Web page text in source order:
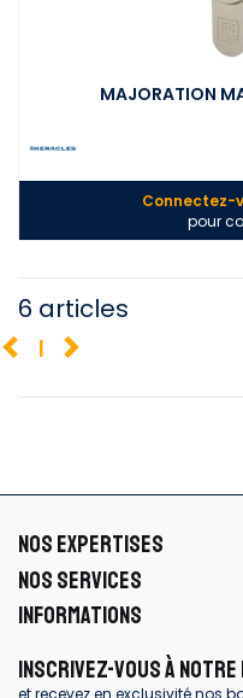
MAJORATION
Connectez-
pour
6 articles
1
NOS EXPERTISES
NOS SERVICES
INFORMATIONS
INSCRIVEZ-VOUS À
et recevez en exclusivité nos